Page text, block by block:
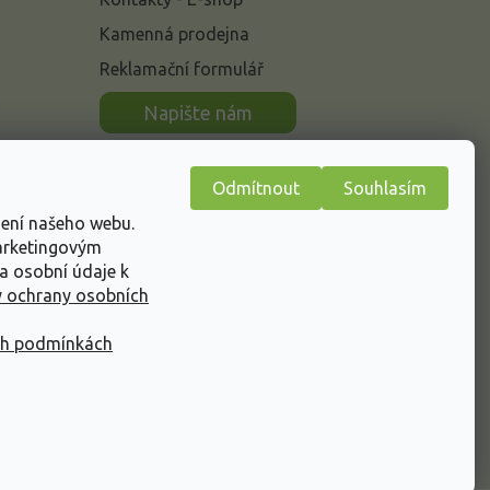
našeho webu.
osobní údaje k
ochrany osobních
podmínkách
Odmítnout Souhlasím
Kamenná prodejna
Reklamační formulář
Napište nám